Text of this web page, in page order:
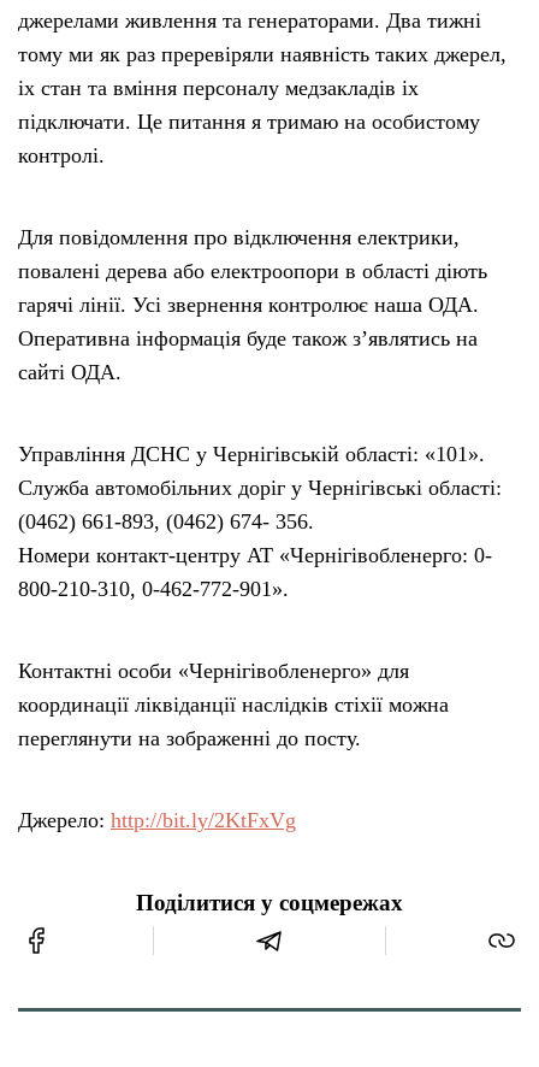
джерелами живлення та генераторами. Два тижні
тому ми як раз преревіряли наявність таких джерел,
іх стан та вміння персоналу медзакладів іх
підключати. Це питання я тримаю на особистому
контролі.
Для повідомлення про відключення електрики,
повалені дерева або електроопори в області діють
гарячі лінії. Усі звернення контролює наша ОДА.
Оперативна інформація буде також з’являтись на
сайті ОДА.
Управління ДСНС у Чернігівській області: «101».
Служба автомобільних доріг у Чернігівські області:
(0462) 661-893, (0462) 674- 356.
Номери контакт-центру АТ «Чернігівобленерго: 0-
800-210-310, 0-462-772-901».
Контактні особи «Чернігівобленерго» для
координації ліквіданції наслідків стіхії можна
переглянути на зображенні до посту.
Джерело: http://bit.ly/2KtFxVg
Поділитися у соцмережах